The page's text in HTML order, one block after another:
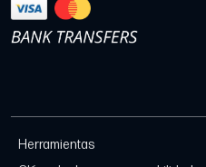
Herramientas